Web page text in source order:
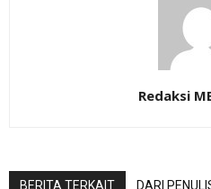
Redaksi
BERITA TERKAIT DARI